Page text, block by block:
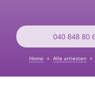
040 848 80
Home » Alle artiesten »